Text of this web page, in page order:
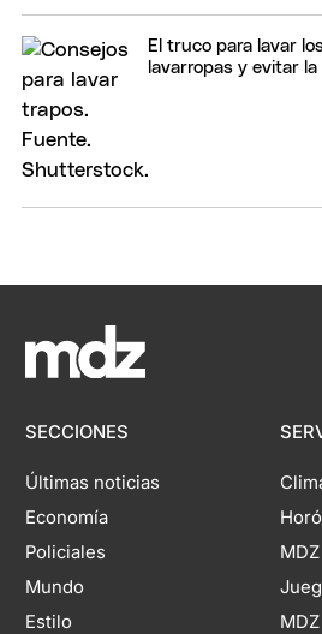
El truco para lavar
lavarropas y evitar
SECCIONES
Últimas noticias
Economía
Policiales
Mundo
Estilo